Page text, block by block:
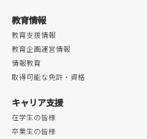
教育情報
教育支援情報
教育企画運営情報
情報教育
取得可能な免許・資格
キャリア支援
在学生の皆様
卒業生の皆様